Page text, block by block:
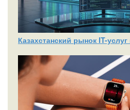
Казахстанский рынок IT-